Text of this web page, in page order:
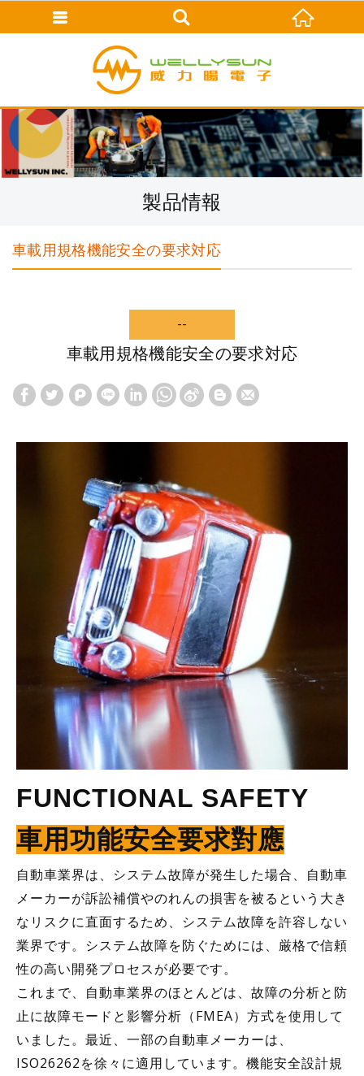
製品情報
車載用規格機能安全の要求対応
車載用規格機能安全の要求対応
FUNCTIONAL SAFETY
車用功能安全要求對應
自動車業界は、システム故障が発生した場合、自動車
メーカーが訴訟補償やのれんの損害を被るという大き
なリスクに直面するため、システム故障を許容しない
業界です。システム故障を防ぐためには、厳格で信頼
性の高い開発プロセスが必要です。
これまで、自動車業界のほとんどは、故障の分析と防
止に故障モードと影響分析（FMEA）方式を使用して
いました。最近、一部の自動車メーカーは、
ISO26262を徐々に適用しています。機能安全設計規